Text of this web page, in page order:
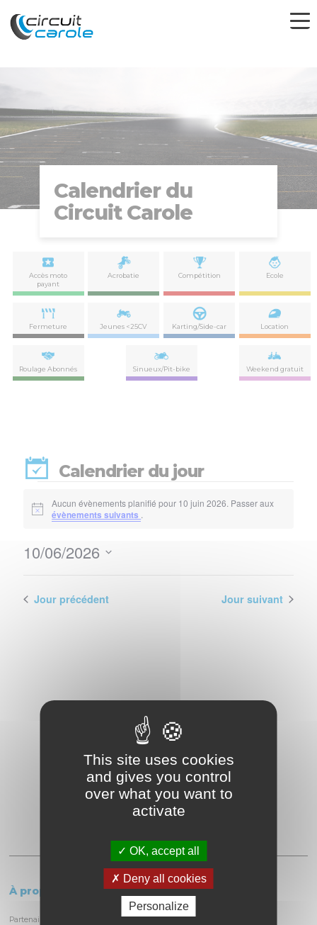
Calendrier du
Circuit Carole
Accès moto
payant
Acrobatie Compétition Ecole
Fermeture Jeunes <25CV Karting/Side-car Location
Roulage Abonnés Sinueux/Pit-bike Weekend gratuit
Calendrier du jour
Évènements
for
10
juin
Notice
Aucun évènements planifié pour 10 juin 2026. Passer aux
évènements suivants .
par
vues
10/06/2026
date.Jour précédent Jour suivant
À propos
Partenaires et locataires
Le circuit
Informations pratiques
This site uses cookies
and gives you control
over what you want to
activate
OK, accept all
Deny all cookies
Personalize